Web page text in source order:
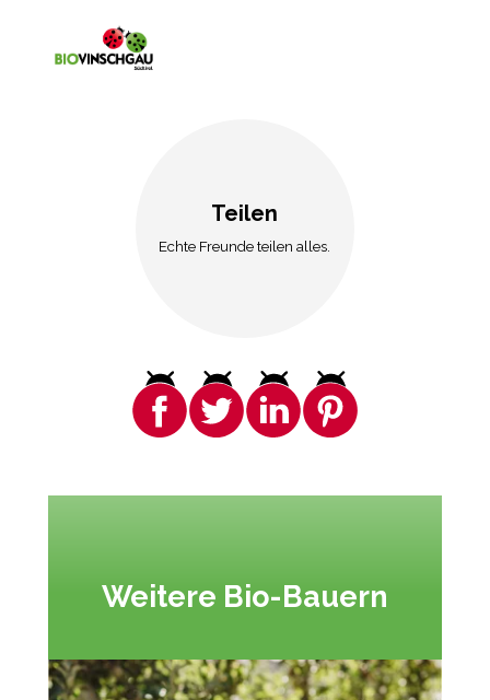
Teilen
Echte Freunde teilen alles.
Weitere Bio-Bauern